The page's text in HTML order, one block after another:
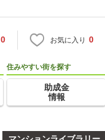
0 お気に入り 0
住みやすい街を探す
助成金
情報